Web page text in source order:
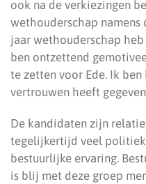
ook na de verkiezingen
wethouderschap namens
jaar wethouderschap
ben ontzettend
te zetten voor Ede. Ik
vertrouwen heeft
De kandidaten zijn
tegelijkertijd veel
bestuurlijke ervaring.
is blij met deze groep